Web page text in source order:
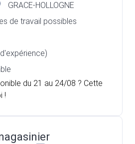
GRACE-HOLLOGNE
de travail possibles
du 21 au 24/08 ? Cette
!